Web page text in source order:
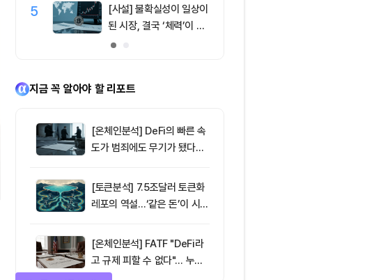
5
[사설] 불확실성이 일상이
된 시장, 결국 ‘체력’이 승
부 가른다
지금 꼭 알아야 할 리포트
[온체인분석] DeFi의 빠른 속
도가 범죄에도 무기가 됐다…
[토큰분석] 7.5조달러 토큰화
레포의 역설…‘같은 돈’이 시장
[온체인분석] FATF "DeFi라
고 규제 피할 수 없다"… 누가
실제 통제하는지가 핵심